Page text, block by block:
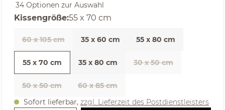
34 Optionen zur Auswahl
Kissengrößeauswählen
:55 x 70 cm
60 x 105 cm 35 x 60 cm 55 x 80 cm
55 x 70 cm 35 x 80 cm 30 x 50 cm
50 x 50 cm
60 x 85 cm
Sofort lieferbar, zzgl. Lieferzeit des Postdienstleisters